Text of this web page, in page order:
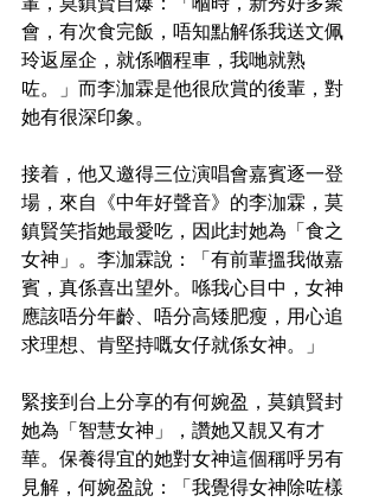
會，有次食完飯，唔知點解係我送文佩
玲返屋企，就係嗰程車，我哋就熟
咗。」而李泇霖是他很欣賞的後輩，對
她有很深印象。
接着，他又邀得三位演唱會嘉賓逐一登
場，來自《中年好聲音》的李泇霖，莫
鎮賢笑指她最愛吃，因此封她為「食之
女神」。李泇霖說：「有前輩搵我做嘉
賓，真係喜出望外。喺我心目中，女神
應該唔分年齡、唔分高矮肥瘦，用心追
求理想、肯堅持嘅女仔就係女神。」
緊接到台上分享的有何婉盈，莫鎮賢封
她為「智慧女神」，讚她又靚又有才
華。保養得宜的她對女神這個稱呼另有
見解，何婉盈說：「我覺得女神除咗樣